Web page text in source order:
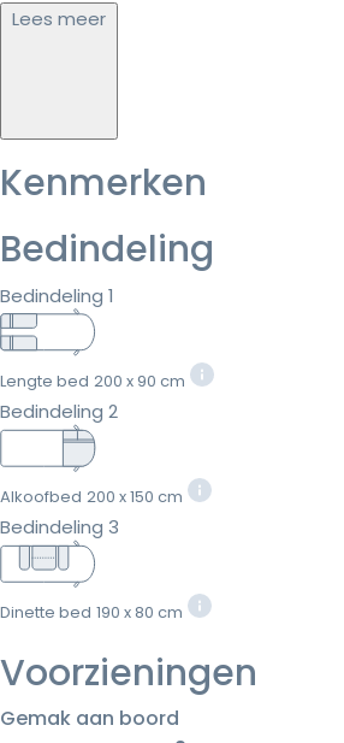
Lees meer
Kenmerken
Bedindeling
Bedindeling 1
Lengte bed 200 x 90 cm
Bedindeling 2
Alkoofbed 200 x 150 cm
Bedindeling 3
Dinette bed 190 x 80 cm
Voorzieningen
Gemak aan boord